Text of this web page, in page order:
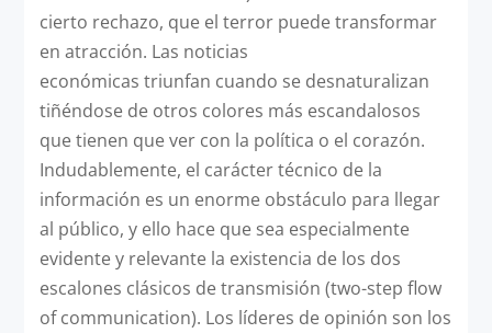
cierto rechazo, que el terror puede transformar
en atracción. Las noticias
económicas triunfan cuando se desnaturalizan
tiñéndose de otros colores más escandalosos
que tienen que ver con la política o el corazón.
Indudablemente, el carácter técnico de la
información es un enorme obstáculo para llegar
al público, y ello hace que sea especialmente
evidente y relevante la existencia de los dos
escalones clásicos de transmisión (two-step flow
of communication). Los líderes de opinión son los